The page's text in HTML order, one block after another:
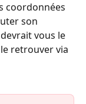
coordonnées
son
vous le
retrouver via